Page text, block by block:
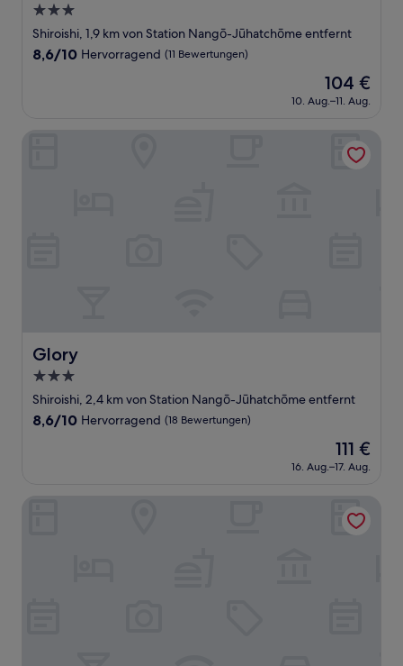
3.0-
Sterne-
Unterkunft
Shiroishi, 1,9 km von Station Nangō-Jūhatchōme entfernt
8.6
Bewertungen)
8,6/10 Hervorragend (11 Bewertungen)
Der
Preis
beträgt
104 €
10. Aug.–11. Aug.
Glory
Glory
3.0-
Sterne-
Unterkunft
Shiroishi, 2,4 km von Station Nangō-Jūhatchōme entfernt
8.6
Bewertungen)
8,6/10 Hervorragend (18 Bewertungen)
Der
Preis
beträgt
111 €
16. Aug.–17. Aug.